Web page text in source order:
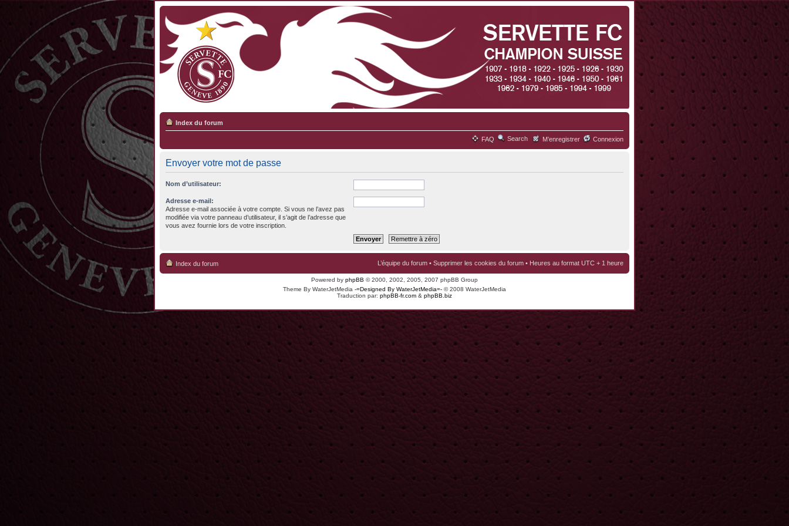
Index du forum
FAQ Search M’enregistrer Connexion
Envoyer votre mot de passe
Nom d’utilisateur:
Adresse e-mail:
Adresse e-mail associée à votre compte. Si vous ne l’avez pas
modifiée via votre panneau d’utilisateur, il s’agit de l’adresse que
vous avez fournie lors de votre inscription.
Index du forum L’équipe du forum • Supprimer les cookies du forum • Heures au format UTC + 1 heure
Powered by phpBB © 2000, 2002, 2005, 2007 phpBB Group
Theme By WaterJetMedia -=Designed By WaterJetMedia=- © 2008 WaterJetMedia
Traduction par: phpBB-fr.com & phpBB.biz